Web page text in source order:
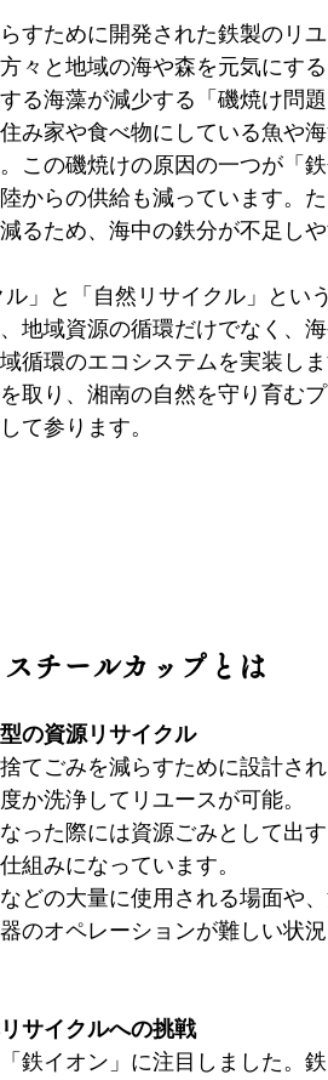
すために開発された鉄製のリ
々と地域の海や森を元気にする
る海藻が減少する「磯焼け問
み家や食べ物にしている魚や
この磯焼けの原因の一つが「
からの供給も減っています。
るため、海中の鉄分が不足し
」と「自然リサイクル」とい
地域資源の循環だけでなく、
循環のエコシステムを実装しま
取り、湘南の自然を守り育むプ
て参ります。
チールカップとは
の資源リサイクル
てごみを減らすために設計さ
か洗浄してリユースが可能。
った際には資源ごみとして出
組みになっています。
どの大量に使用される場面や
のオペレーションが難しい状
サイクルへの挑戦
鉄イオン」に注目しました。